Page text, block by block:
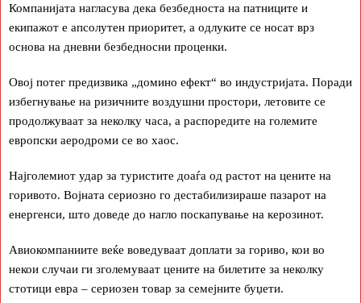
Компанијата нагласува дека безбедноста на патниците и
екипажот е апсолутен приоритет, а одлуките се носат врз
основа на дневни безбедносни проценки.
Овој потег предизвика „домино ефект“ во индустријата. Поради
избегнување на ризичните воздушни простори, летовите се
продолжуваат за неколку часа, а распоредите на големите
европски аеродроми се во хаос.
Најголемиот удар за туристите доаѓа од растот на цените на
горивото. Војната сериозно го дестабилизираше пазарот на
енергенси, што доведе до нагло поскапување на керозинот.
Авиокомпаниите веќе воведуваат доплати за гориво, кои во
некои случаи ги зголемуваат цените на билетите за неколку
стотици евра – сериозен товар за семејните буџети.